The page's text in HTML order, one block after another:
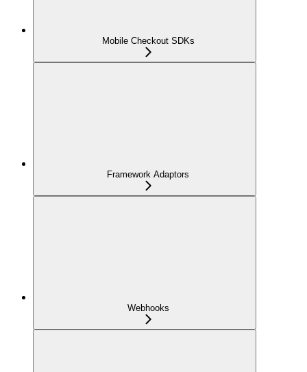
Mobile Checkout SDKs
Framework Adaptors
Webhooks